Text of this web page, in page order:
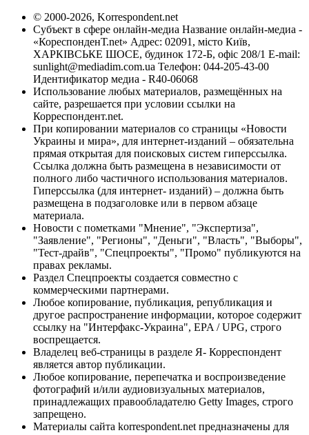
© 2000-2026, Korrespondent.net
Субъект в сфере онлайн-медиа Название онлайн-медиа -
«КореспонденТ.net» Адрес: 02091, місто Київ,
ХАРКІВСЬКЕ ШОСЕ, будинок 172-Б, офіс 208/1 E-mail:
sunlight@mediadim.com.ua Телефон: 044-205-43-00
Идентификатор медиа - R40-06068
Использование любых материалов, размещённых на
сайте, разрешается при условии ссылки на
Корреспондент.net.
При копировании материалов со страницы «Новости
Украины и мира», для интернет-изданий – обязательна
прямая открытая для поисковых систем гиперссылка.
Ссылка должна быть размещена в независимости от
полного либо частичного использования материалов.
Гиперссылка (для интернет- изданий) – должна быть
размещена в подзаголовке или в первом абзаце
материала.
Новости с пометками "Мнение", "Экспертиза",
"Заявление", "Регионы", "Деньги", "Власть", "Выборы",
"Тест-драйв", "Спецпроекты", "Промо" публикуются на
правах рекламы.
Раздел Спецпроекты создается совместно с
коммерческими партнерами.
Любое копирование, публикация, републикация и
другое распространение информации, которое содержит
ссылку на "Интерфакс-Украина", EPA / UPG, строго
воспрещается.
Владелец веб-страницы в разделе Я- Корреспондент
является автор публикации.
Любое копирование, перепечатка и воспроизведение
фотографий и/или аудиовизуальных материалов,
принадлежащих правообладателю Getty Images, строго
запрещено.
Материалы сайта korrespondent.net предназначены для